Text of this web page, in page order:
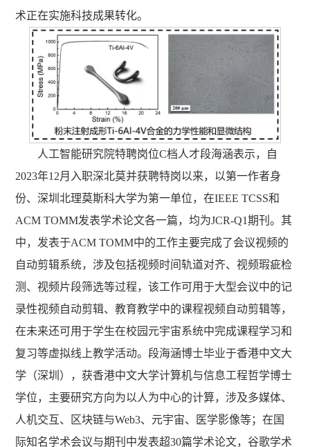
术正在实施科技成果转化。
人工智能研究院特聘岗位C档人才段海涵表示，自
2023年12月入职深北莫并获聘特岗以来，以第一作者身
份、深圳北理莫斯科大学为第一单位，在IEEE TCSS和
ACM TOMM发表学术论文各一篇，均为JCR-Q1期刊。其
中，发表于ACM TOMM中的工作主要完成了会议视频的
自动剪辑系统，涉及包括视频时间轨道对齐、视频瑕疵检
测、视频片段筛选等过程，该工作可用于大型会议中的记
录性视频自动剪辑、教育教学中的课程视频自动剪辑等，
在未来还可用于学生在校园元宇宙系统中完成课程学习和
复习等虚拟线上教学活动。段海涵博士毕业于香港中文大
学（深圳），获香港中文大学计算机与信息工程哲学博士
学位，主要研究方向为以人为中心的计算，涉及多媒体、
人机交互、区块链与Web3、元宇宙、医学影像等；在国
际知名学术会议与期刊中发表超30篇学术论文，谷歌学术